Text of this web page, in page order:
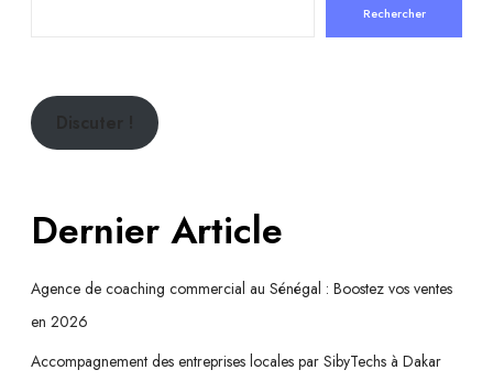
Rechercher
Dernier Article
Agence de coaching commercial au Sénégal : Boostez vos ventes
en 2026
Accompagnement des entreprises locales par SibyTechs à Dakar